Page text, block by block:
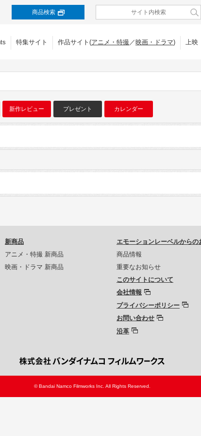
商品検索
特集サイト 作品サイト(アニメ・特撮／映画・ドラマ) 上映
新作レビュー プレゼント カレンダー
新商品
アニメ・特撮 新商品
映画・ドラマ 新商品
エモーションレーベルからの
商品情報
重要なお知らせ
このサイトについて
会社情報
プライバシーポリシー
お問い合わせ
沿革
© Bandai Namco Filmworks Inc. All Rights Reserved.